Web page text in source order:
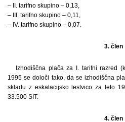
– II. tarifno skupino – 0,13,
– III. tarifno skupino – 0,11,
– IV. tarifno skupino – 0,07.
3. člen
Izhodiščna plača za I. tarifni razred
1995 se določi tako, da se izhodiščna
skladu z eskalacijsko lestvico za leto
33.500 SIT.
4. člen